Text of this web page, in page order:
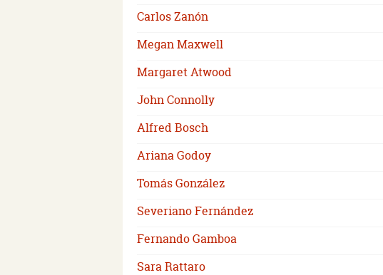
Carlos Zanón
Megan Maxwell
Margaret Atwood
John Connolly
Alfred Bosch
Ariana Godoy
Tomás González
Severiano Fernández
Fernando Gamboa
Sara Rattaro